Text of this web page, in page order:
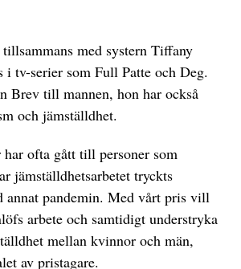
med systern Tiffany
i tv-serier som Full Patte och Deg.
Brev till mannen, hon har också
och jämställdhet.
ofta gått till personer som
jämställdhetsarbetet tryckts
annat pandemin. Med vårt pris vill
arbete och samtidigt understryka
mellan kvinnor och män,
av pristagare.